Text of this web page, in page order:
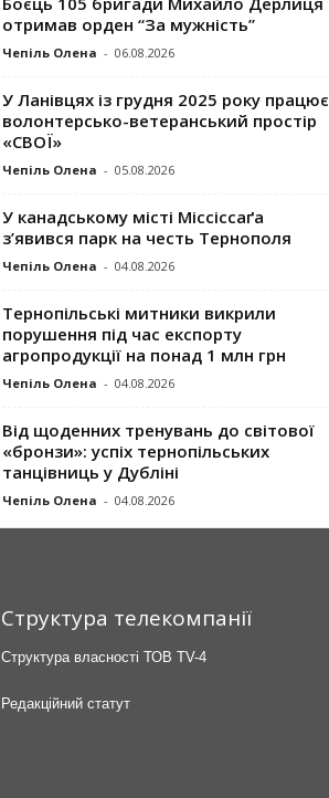
отримав орден “За мужність”
Чепіль Олена - 06.08.2026
У Ланівцях із грудня 2025 року працює
волонтерсько-ветеранський простір
«СВОЇ»
Чепіль Олена - 05.08.2026
У канадському місті Міссіссаґа
з’явився парк на честь Тернополя
Чепіль Олена - 04.08.2026
Тернопільські митники викрили
порушення під час експорту
агропродукції на понад 1 млн грн
Чепіль Олена - 04.08.2026
Від щоденних тренувань до світової
«бронзи»: успіх тернопільських
танцівниць у Дубліні
Чепіль Олена - 04.08.2026
Структура телекомпанії
Структура власності ТОВ TV-4
Редакційний статут